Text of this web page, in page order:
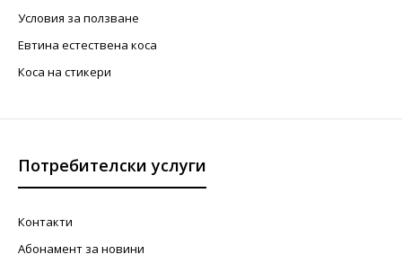
Условия за ползване
Евтина естествена коса
Коса на стикери
Потребителски услуги
Контакти
Абонамент за новини